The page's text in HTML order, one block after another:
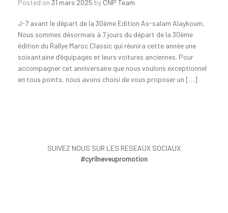
Posted on 31 mars 2025 by CNP Team
J-7 avant le départ de la 30ème Edition As-salam Alaykoum,
Nous sommes désormais à 7 jours du départ de la 30ème
édition du Rallye Maroc Classic qui réunira cette année une
soixantaine d’équipages et leurs voitures anciennes. Pour
accompagner cet anniversaire que nous voulons exceptionnel
en tous points, nous avons choisi de vous proposer un […]
SUIVEZ NOUS SUR LES RESEAUX SOCIAUX
#cyrilneveupromotion